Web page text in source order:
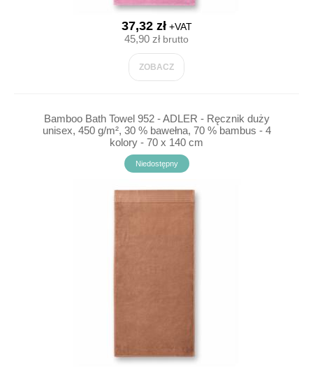
37,32 zł+VAT
45,90 złbrutto
ZOBACZ
Bamboo Bath Towel 952 - ADLER - Ręcznik duży
unisex, 450 g/m², 30 % bawełna, 70 % bambus - 4
kolory - 70 x 140 cm
Niedostępny